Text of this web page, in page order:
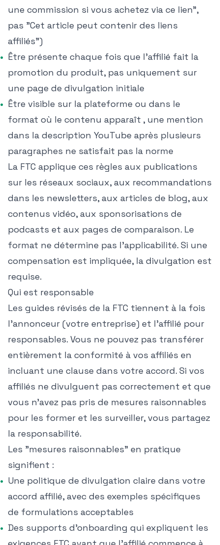
une commission si vous achetez via ce lien",
pas "Cet article peut contenir des liens
affiliés")
Être présente chaque fois que l'affilié fait la
promotion du produit, pas uniquement sur
une page de divulgation initiale
Être visible sur la plateforme ou dans le
format où le contenu apparaît , une mention
dans la description YouTube après plusieurs
paragraphes ne satisfait pas la norme
La FTC applique ces règles aux publications
sur les réseaux sociaux, aux recommandations
dans les newsletters, aux articles de blog, aux
contenus vidéo, aux sponsorisations de
podcasts et aux pages de comparaison. Le
format ne détermine pas l'applicabilité. Si une
compensation est impliquée, la divulgation est
requise.
Qui est responsable
Les guides révisés de la FTC tiennent à la fois
l'annonceur (votre entreprise) et l'affilié pour
responsables. Vous ne pouvez pas transférer
entièrement la conformité à vos affiliés en
incluant une clause dans votre accord. Si vos
affiliés ne divulguent pas correctement et que
vous n'avez pas pris de mesures raisonnables
pour les former et les surveiller, vous partagez
la responsabilité.
Les "mesures raisonnables" en pratique
signifient :
Une politique de divulgation claire dans votre
accord affilié, avec des exemples spécifiques
de formulations acceptables
Des supports d'onboarding qui expliquent les